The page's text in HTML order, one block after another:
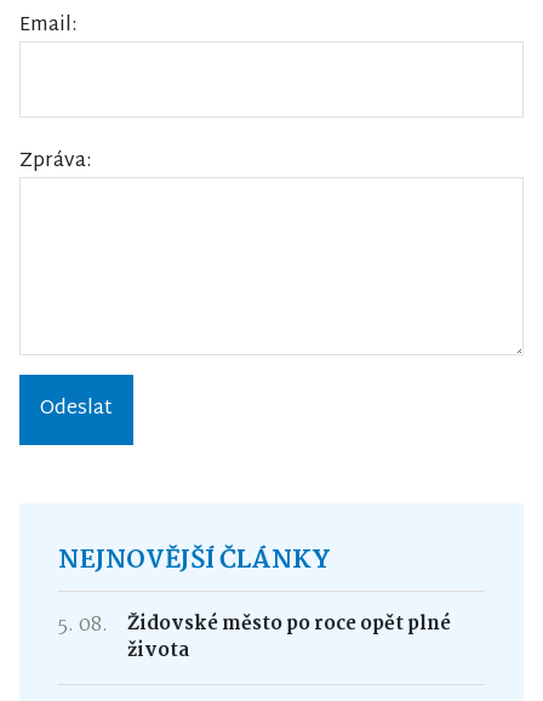
Email:
Zpráva:
Odeslat
NEJNOVĚJŠÍ ČLÁNKY
5. 08.
Židovské město po roce opět plné
života